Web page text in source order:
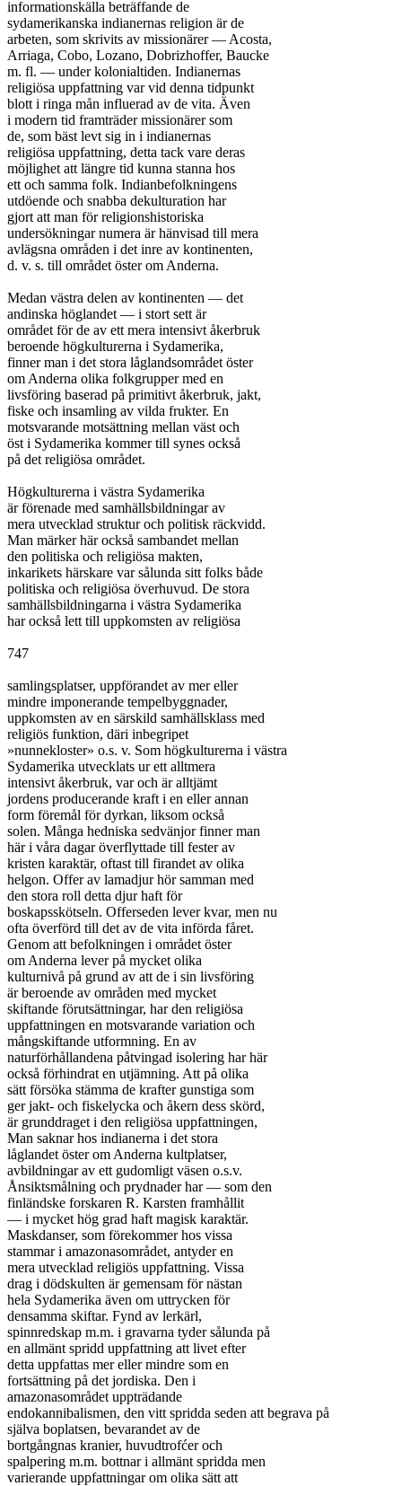
informationskälla beträffande de
sydamerikanska indianernas religion är de
arbeten, som skrivits av missionärer — Acosta,
Arriaga, Cobo, Lozano, Dobrizhoffer, Baucke
m. fl. — under kolonialtiden. Indianernas
religiösa uppfattning var vid denna tidpunkt
blott i ringa mån influerad av de vita. Även
i modern tid framträder missionärer som
de, som bäst levt sig in i indianernas
religiösa uppfattning, detta tack vare deras
möjlighet att längre tid kunna stanna hos
ett och samma folk. Indianbefolkningens
utdöende och snabba dekulturation har
gjort att man för religionshistoriska
undersökningar numera är hänvisad till mera
avlägsna områden i det inre av kontinenten,
d. v. s. till området öster om Anderna.
Medan västra delen av kontinenten — det
andinska höglandet — i stort sett är
området för de av ett mera intensivt åkerbruk
beroende högkulturerna i Sydamerika,
finner man i det stora låglandsområdet öster
om Anderna olika folkgrupper med en
livsföring baserad på primitivt åkerbruk, jakt,
fiske och insamling av vilda frukter. En
motsvarande motsättning mellan väst och
öst i Sydamerika kommer till synes också
på det religiösa området.
Högkulturerna i västra Sydamerika
är förenade med samhällsbildningar av
mera utvecklad struktur och politisk räckvidd.
Man märker här också sambandet mellan
den politiska och religiösa makten,
inkarikets härskare var sålunda sitt folks både
politiska och religiösa överhuvud. De stora
samhällsbildningarna i västra Sydamerika
har också lett till uppkomsten av religiösa
747
samlingsplatser, uppförandet av mer eller
mindre imponerande tempelbyggnader,
uppkomsten av en särskild samhällsklass med
religiös funktion, däri inbegripet
»nunnekloster» o.s. v. Som högkulturerna i västra
Sydamerika utvecklats ur ett alltmera
intensivt åkerbruk, var och är alltjämt
jordens producerande kraft i en eller annan
form föremål för dyrkan, liksom också
solen. Många hedniska sedvänjor finner man
här i våra dagar överflyttade till fester av
kristen karaktär, oftast till firandet av olika
helgon. Offer av lamadjur hör samman med
den stora roll detta djur haft för
boskapsskötseln. Offerseden lever kvar, men nu
ofta överförd till det av de vita införda fåret.
Genom att befolkningen i området öster
om Anderna lever på mycket olika
kulturnivå på grund av att de i sin livsföring
är beroende av områden med mycket
skiftande förutsättningar, har den religiösa
uppfattningen en motsvarande variation och
mångskiftande utformning. En av
naturförhållandena påtvingad isolering har här
också förhindrat en utjämning. Att på olika
sätt försöka stämma de krafter gunstiga som
ger jakt- och fiskelycka och åkern dess skörd,
är grunddraget i den religiösa uppfattningen,
Man saknar hos indianerna i det stora
låglandet öster om Anderna kultplatser,
avbildningar av ett gudomligt väsen o.s.v.
Ånsiktsmålning och prydnader har — som den
finländske forskaren R. Karsten framhållit
— i mycket hög grad haft magisk karaktär.
Maskdanser, som förekommer hos vissa
stammar i amazonasområdet, antyder en
mera utvecklad religiös uppfattning. Vissa
drag i dödskulten är gemensam för nästan
hela Sydamerika även om uttrycken för
densamma skiftar. Fynd av lerkärl,
spinnredskap m.m. i gravarna tyder sålunda på
en allmänt spridd uppfattning att livet efter
detta uppfattas mer eller mindre som en
fortsättning på det jordiska. Den i
amazonasområdet uppträdande
endokannibalismen, den vitt spridda seden att begrava på
själva boplatsen, bevarandet av de
bortgångnas kranier, huvudtrofćer och
spalpering m.m. bottnar i allmänt spridda men
varierande uppfattningar om olika sätt att